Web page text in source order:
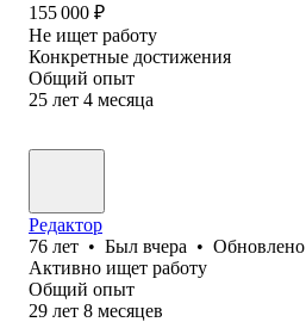
155 000 ₽
Не ищет работу
Конкретные достижения
Общий опыт
25 лет 4 месяца
Редактор
76 лет • Был вчера • Обновлено
Активно ищет работу
Общий опыт
29 лет 8 месяцев